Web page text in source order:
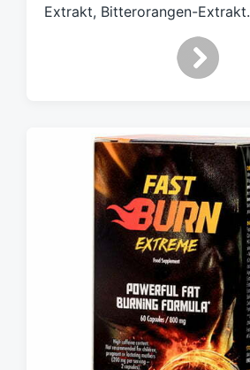
tExtrakt, Bitterorangen-Extrakt.